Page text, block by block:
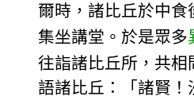
爾時，諸比丘於中食
集坐講堂。於是眾多
往詣諸比丘所，共相
語諸比丘：「諸賢！